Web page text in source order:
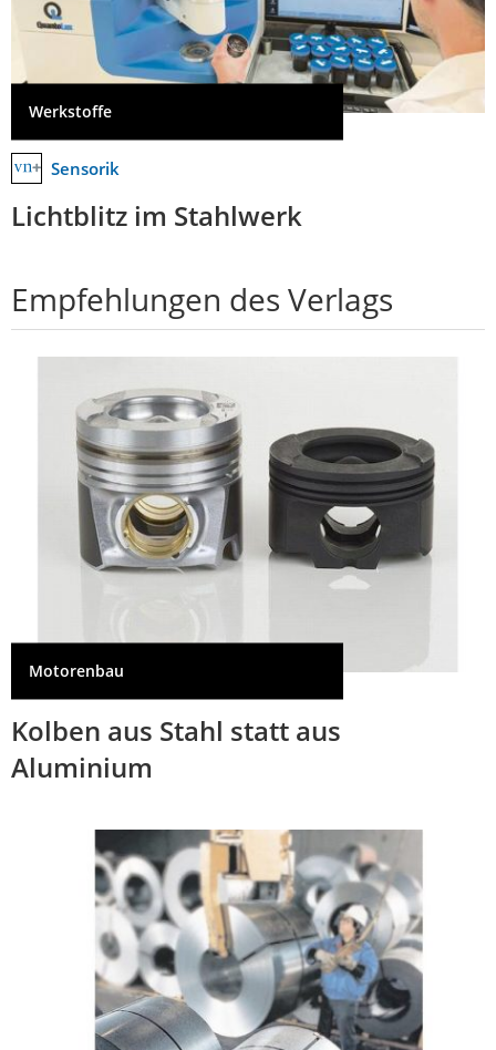
Werkstoffe
Sensorik
Lichtblitz im Stahlwerk
Empfehlungen des Verlags
Motorenbau
Kolben aus Stahl statt aus
Aluminium